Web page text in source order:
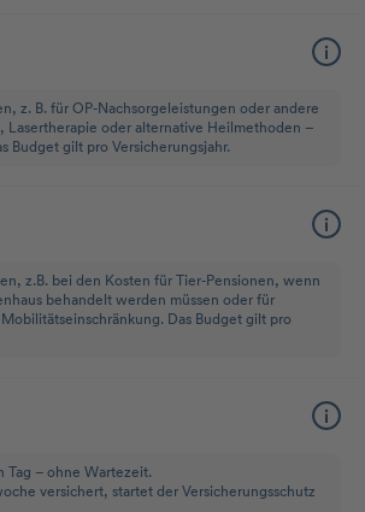
z. B. für OP-Nachsorgeleistungen oder andere
oder alternative Heilmethoden –
Budget gilt pro Versicherungsjahr.
z.B. bei den Kosten für Tier-Pensionen, wenn
behandelt werden müssen oder für
Das Budget gilt pro
Tag – ohne Wartezeit.
versichert, startet der Versicherungsschutz